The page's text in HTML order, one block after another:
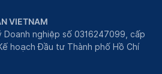
VIETNAM
Doanh nghiệp số 0316247099, cấp
hoạch Đầu tư Thành phố Hồ Chí